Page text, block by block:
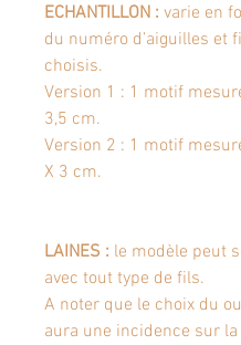
ECHANTILLON : varie en
du numéro d’aiguilles et
choisis.
Version 1 : 1 motif
3,5 cm.
Version 2 : 1 motif
X 3 cm.
LAINES : le modèle peut
avec tout type de fils.
A noter que le choix du
aura une incidence sur